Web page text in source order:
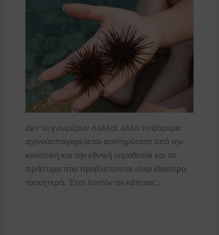
Δεν το γνωρίζουν πολλοί, αλλά το ψάρεμα
αχινούαπαγορεύεται αυστηρότατα από την
κοινοτική και την εθνική νομοθεσία και τα
πρόστιμα που προβλέπονται είναι ιδιαίτερα
τσουχτερά. Έτσι λοιπόν αν κάποιος…